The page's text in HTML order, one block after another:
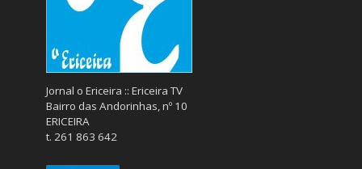
Jornal o Ericeira :: Ericeira TV
Bairro das Andorinhas, nº 10
ERICEIRA
t. 261 863 642